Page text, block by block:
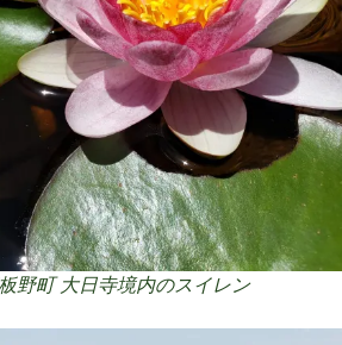
野町 大日寺境内のスイレン